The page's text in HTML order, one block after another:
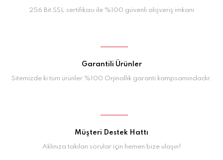
256 Bit SSL sertifikası ile %100 güvenli alışveriş imkanı
Garantili Ürünler
Sitemizde ki tüm ürünler %100 Orjinallik garanti kampsamındadır.
Müşteri Destek Hattı
Aklınıza takılan sorular için hemen bize ulaşın!